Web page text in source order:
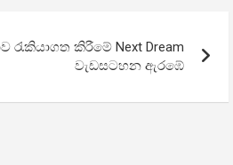
රැකියාගත කිරීමේ Next Dream
වැඩසටහන ඇරඹේ